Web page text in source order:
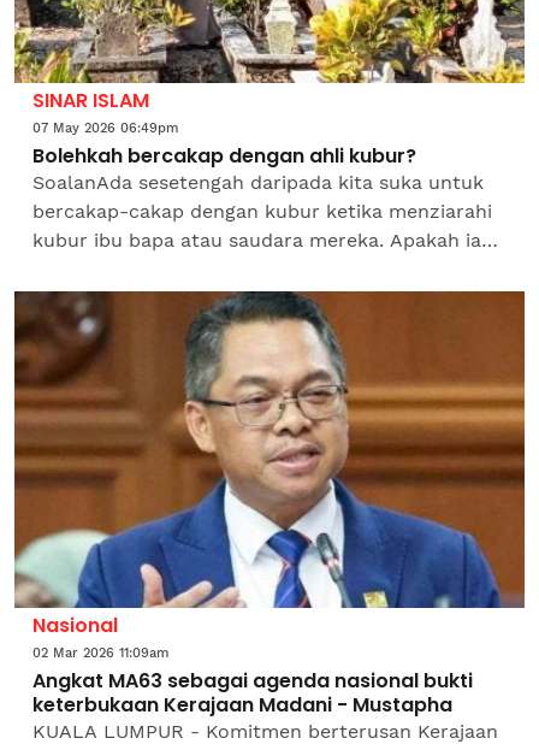
SINAR ISLAM
07 May 2026 06:49pm
Bolehkah bercakap dengan ahli kubur?
SoalanAda sesetengah daripada kita suka untuk
bercakap-cakap dengan kubur ketika menziarahi
kubur ibu bapa atau saudara mereka. Apakah ia
perkara yang...
Nasional
02 Mar 2026 11:09am
Angkat MA63 sebagai agenda nasional bukti
keterbukaan Kerajaan Madani - Mustapha
KUALA LUMPUR - Komitmen berterusan Kerajaan